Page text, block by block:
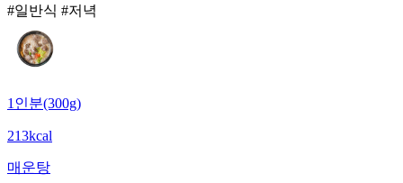
#일반식 #저녁
1인분(300g)
213kcal
매운탕